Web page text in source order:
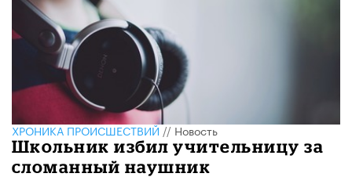
ХРОНИКА ПРОИСШЕСТВИЙ//Новость
Школьник избил учительницу за
сломанный наушник